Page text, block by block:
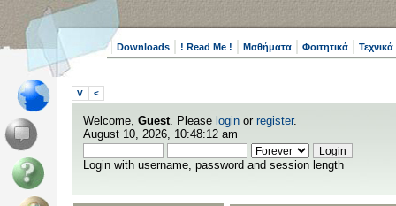
Downloads ! Read Me ! Μαθήματα Φοιτητικά
V <
Welcome, Guest. Please login or register.
August 10, 2026, 10:48:12 am
Login with username, password and session length